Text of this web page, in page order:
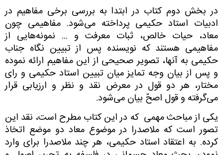
در بخش دوم کتاب در ابتدا به بررسی برخی مفاهیم در
ادبیات استاد حکیمی ‌پرداخته می‌شود. مفاهیمی‌ چون
معاد، حیات خالص، ثبات معرفت و ... نمونه‌هایی از
مفاهیمی‌ هستند که نویسنده پس از تبیین نگاه جناب
حکیمی‌ به آنها، تصویر صحیحی از این مفاهیم ارائه نموده
و پس از بیان وجه تمایز میان تبیین استاد حکیمی ‌و رای
مختار، هر دو قول در معرض نقد و نظر و ارزیابی قرار
می‌گرفته و قول اصحّ بیان می‌شود.
یکی از مباحث مهمی‌ که در این کتاب مطرح است، نقد این
تصور است که ملاصدرا در موضوع معاد دو موضع اتخاذ
کرده. به اعتقاد استاد حکیمی، هر چند ملاصدرا برای وارد